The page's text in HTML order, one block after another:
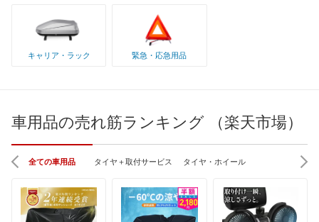
キャリア・ラック 緊急・応急用品
車用品の売れ筋ランキング （楽天市場）
全ての車用品 タイヤ＋取付サービス タイヤ・ホイール